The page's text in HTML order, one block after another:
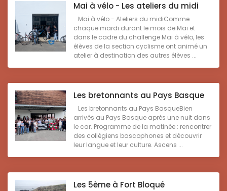
Mai à vélo - Les ateliers du midi
Mai à vélo - Ateliers du midiComme
chaque mardi durant le mois de Mai et
dans le cadre du challenge Mai à vélo, les
élèves de la section cyclisme ont animé un
atelier à destination des autres élèves ...
Les bretonnants au Pays Basque
Les bretonnants au Pays BasqueBien
arrivés au Pays Basque après une nuit dans
le car. Programme de la matinée : rencontrer
des collégiens bascophones et découvrir
leur langue et leur culture. Ascens ...
Les 5ème à Fort Bloqué